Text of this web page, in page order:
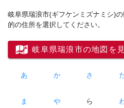
岐阜県瑞浪市(ギフケンミズナミシ)
的の住所を選択してください。
岐阜県瑞浪市の地図を
あ か さ
ま や ら